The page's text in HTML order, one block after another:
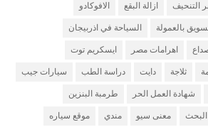
التنحيف ازالة البقع الافوكادو
بالعمولة السياحة في اذربيجان
اهرامات مصر ايسكريم توت
ثلاجة دايت دراسة الطب سيارات جيب
شهادة العمل الحر طرمبة البنزين
معنى سيو مندي موقع سياره